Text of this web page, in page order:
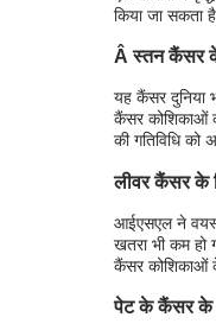
किया जा सकता
Â स्तन कैंसर
यह कैंसर दुनिया
कैंसर कोशिकाओं
की गतिविधि
लीवर कैंसर के
आईएसएल ने
खतरा भी कम हो
कैंसर कोशिकाओं
पेट के कैंसर के